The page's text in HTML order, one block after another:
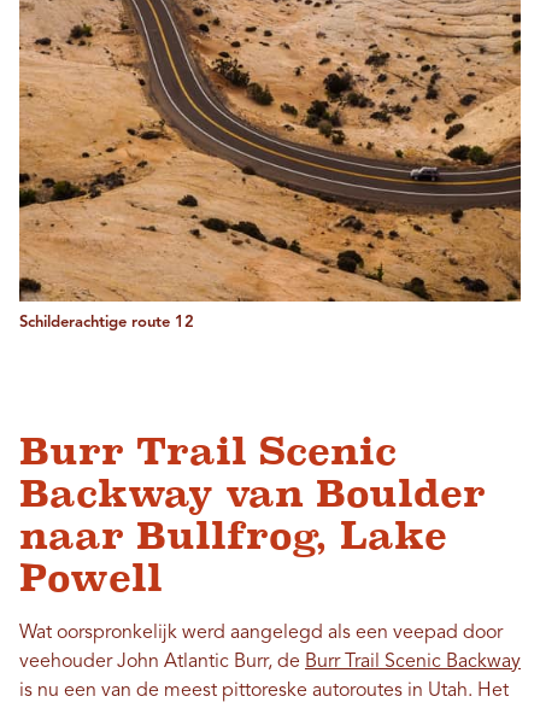
Schilderachtige route 12
Burr Trail Scenic
Backway van Boulder
naar Bullfrog, Lake
Powell
Wat oorspronkelijk werd aangelegd als een veepad door
veehouder John Atlantic Burr, de Burr Trail Scenic Backway
is nu een van de meest pittoreske autoroutes in Utah. Het